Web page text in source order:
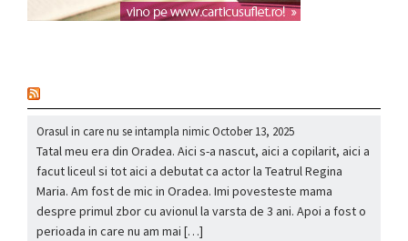
Orasul in care nu se intampla nimicOctober 13, 2025
Tatal meu era din Oradea. Aici s-a nascut, aici a copilarit, aici a
facut liceul si tot aici a debutat ca actor la Teatrul Regina
Maria. Am fost de mic in Oradea. Imi povesteste mama
despre primul zbor cu avionul la varsta de 3 ani. Apoi a fost o
perioada in care nu am mai […]